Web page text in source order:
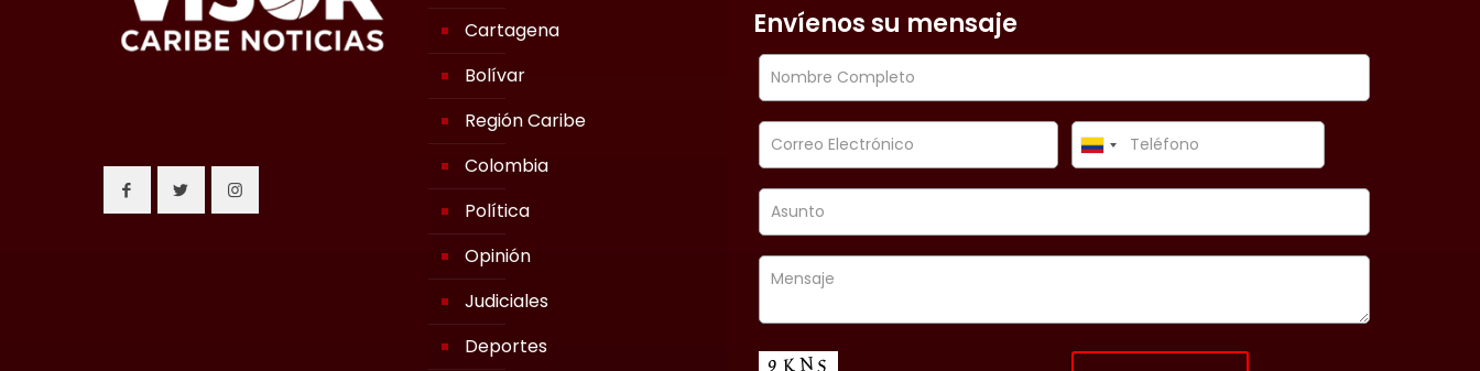
Cartagena
Bolívar
Región Caribe
Colombia
Política
Opinión
Judiciales
Deportes
Envíenos su mensaje